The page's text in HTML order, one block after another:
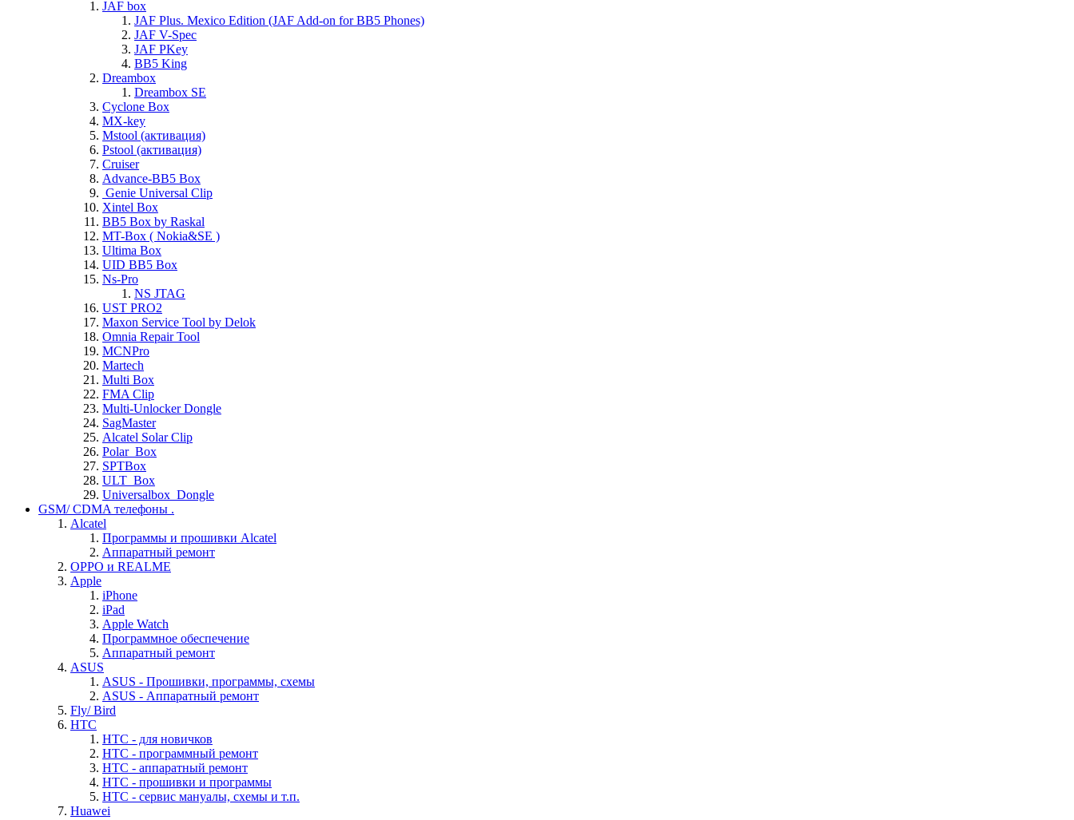
JAF box
JAF Plus. Mexico Edition (JAF Add-on for BB5 Phones)
JAF V-Spec
JAF PKey
BB5 King
Dreambox
Dreambox SE
Cyclone Box
MX-key
Mstool (активация)
Pstool (активация)
Cruiser
Advance-BB5 Box
Genie Universal Clip
Xintel Box
BB5 Box by Raskal
MT-Box ( Nokia&SE )
Ultima Box
UID BB5 Box
Ns-Pro
NS JTAG
UST PRO2
Maxon Service Tool by Delok
Omnia Repair Tool
MCNPro
Martech
Multi Box
FMA Clip
Multi-Unlocker Dongle
SagMaster
Alcatel Solar Clip
Polar_Box
SPTBox
ULT_Box
Universalbox_Dongle
GSM/ CDMA телефоны .
Alcatel
Программы и прошивки Alcatel
Аппаратный ремонт
OPPO и REALME
Apple
iPhone
iPad
Apple Watch
Программное обеспечение
Аппаратный ремонт
ASUS
ASUS - Прошивки, программы, схемы
ASUS - Аппаратный ремонт
Fly/ Bird
HTC
HTC - для новичков
HTC - программный ремонт
HTC - аппаратный ремонт
HTC - прошивки и программы
HTC - cервис мануалы, схемы и т.п.
Huawei